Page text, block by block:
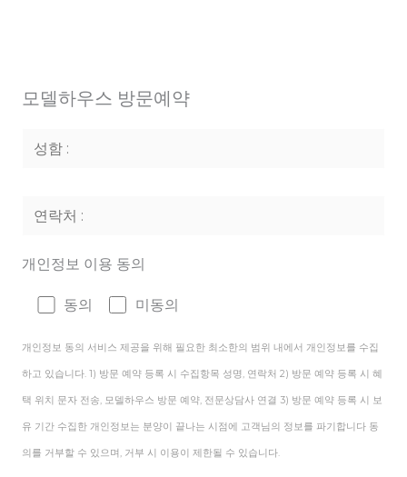
모델하우스 방문예약
개인정보 이용 동의
동의 미동의
개인정보 동의 서비스 제공을 위해 필요한 최소한의 범위 내에서 개인정보를 수집
하고 있습니다. 1) 방문 예약 등록 시 수집항목 성명, 연락처 2) 방문 예약 등록 시 혜
택 위치 문자 전송, 모델하우스 방문 예약, 전문상담사 연결 3) 방문 예약 등록 시 보
유 기간 수집한 개인정보는 분양이 끝나는 시점에 고객님의 정보를 파기합니다 동
의를 거부할 수 있으며, 거부 시 이용이 제한될 수 있습니다.